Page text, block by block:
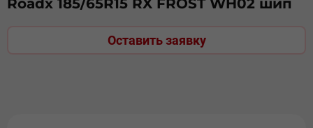
Roadx 185/65R15 RX FROST WH02 шип
Оставить заявку